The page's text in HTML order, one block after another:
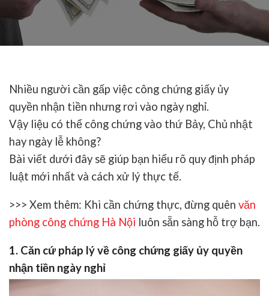
Nhiều người cần gấp việc công chứng giấy ủy
quyền nhận tiền nhưng rơi vào ngày nghỉ.
Vậy liệu có thể công chứng vào thứ Bảy, Chủ nhật
hay ngày lễ không?
Bài viết dưới đây sẽ giúp bạn hiểu rõ quy định pháp
luật mới nhất và cách xử lý thực tế.
>>> Xem thêm: Khi cần chứng thực, đừng quên văn
phòng công chứng Hà Nội luôn sẵn sàng hỗ trợ bạn.
1. Căn cứ pháp lý về công chứng giấy ủy quyền
nhận tiền ngày nghỉ